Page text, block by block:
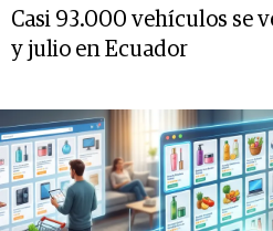
Casi 93.000 vehículos se
y julio en Ecuador